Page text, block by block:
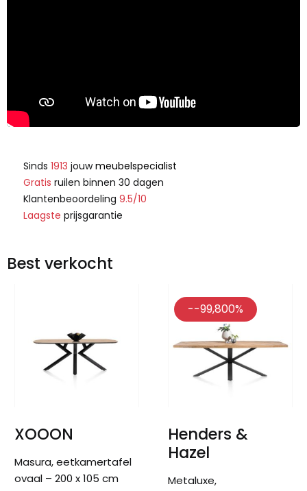
Sinds 1913 jouwmeubelspecialist
Gratis ruilen binnen 30 dagen
Klantenbeoordeling 9.5/10
Laagste prijsgarantie
Best verkocht
XOOON
Masura, eetkamertafel
ovaal – 200 x 105 cm
--99,800%
Henders &
Hazel
Metaluxe,